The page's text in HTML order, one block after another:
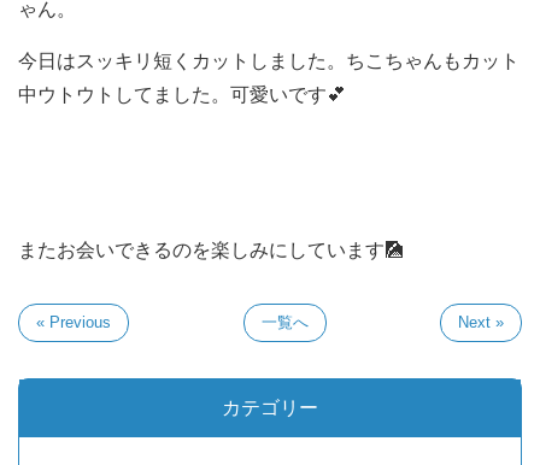
ゃん。
今日はスッキリ短くカットしました。ちこちゃんもカット
中ウトウトしてました。可愛いです💕
またお会いできるのを楽しみにしています🎑
« Previous 一覧へ Next »
カテゴリー